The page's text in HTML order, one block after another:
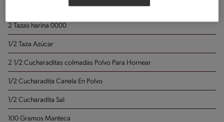
2 Tazas harina 0000
1/2 Taza Azúcar
2 1/2 Cucharaditas colmadas Polvo Para Hornear
1/2 Cucharadita Canela En Polvo
1/2 Cucharadita Sal
100 Gramos Manteca